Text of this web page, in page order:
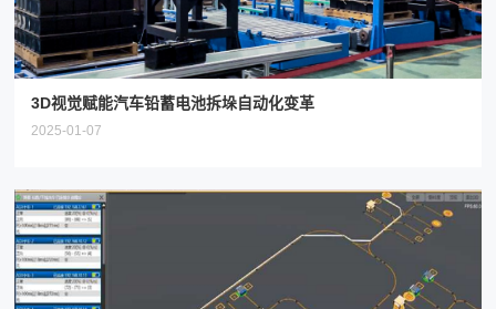
3D视觉赋能汽车铅蓄电池拆垛自动化变革
2025-01-07